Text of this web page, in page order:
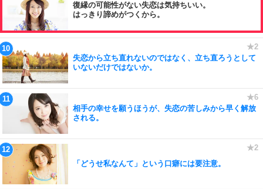
復縁の可能性がない失恋は気持ちいい。
はっきり諦めがつくから。
失恋から立ち直れないのではなく、立ち直ろうとして
いないだけではないか。
相手の幸せを願うほうが、失恋の苦しみから早く解放
される。
「どうせ私なんて」という口癖には要注意。